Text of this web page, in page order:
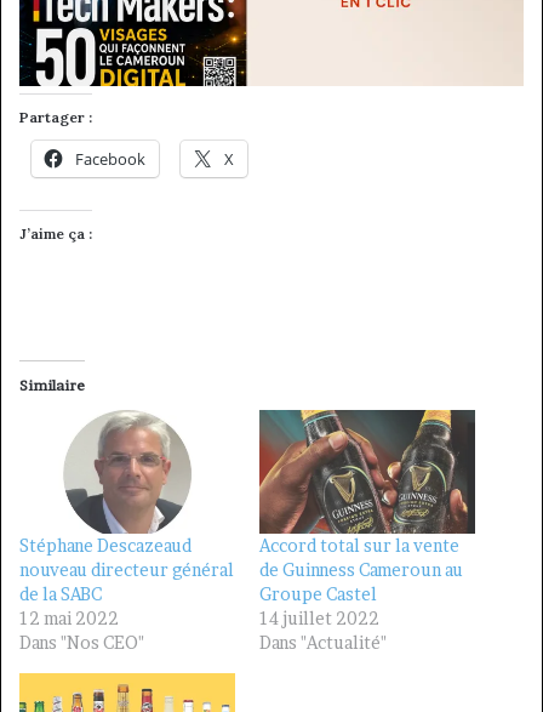
Partager :
Facebook X
J’aime ça :
Similaire
Stéphane Descazeaud
nouveau directeur général
de la SABC
12 mai 2022
Dans "Nos CEO"
Accord total sur la vente
de Guinness Cameroun au
Groupe Castel
14 juillet 2022
Dans "Actualité"